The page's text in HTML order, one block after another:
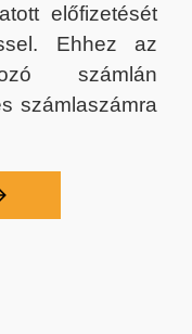
előfizetését
Ehhez az
számlán
számlaszámra